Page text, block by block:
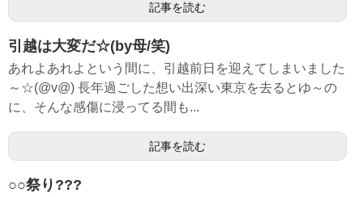
記事を読む
引越は大変だ☆(by母/笑)
あれよあれよという間に、引越前日を迎えてしまいました
～☆(@v@) 長年過ごした想い出深い東京を去るとゆ～の
に、そんな感傷に浸ってる間も...
記事を読む
○○祭り???